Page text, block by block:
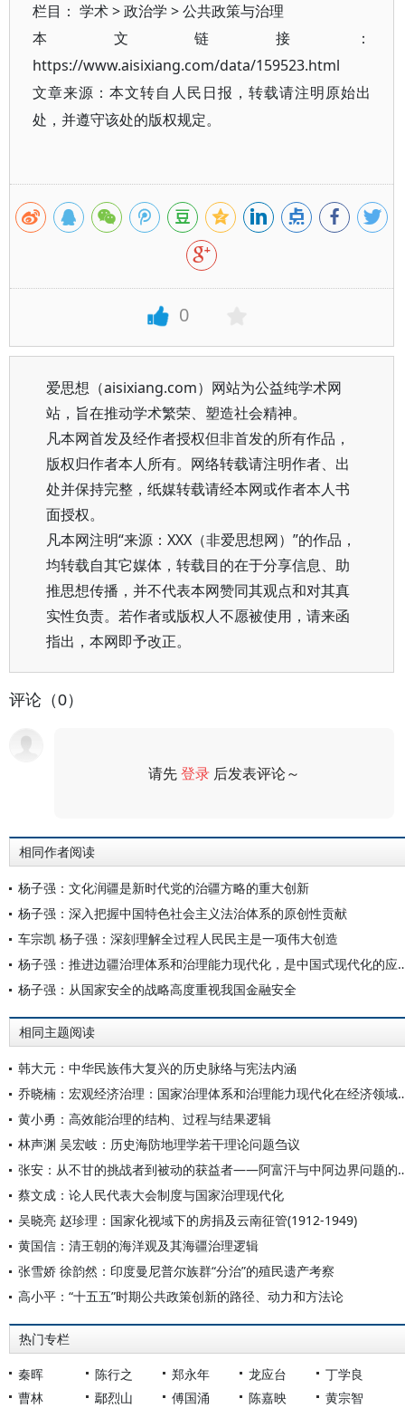
栏目： 学术>政治学 >公共政策与治理
本文链接：
https://www.aisixiang.com/data/159523.html
文章来源：本文转自人民日报，转载请注明原始出
处，并遵守该处的版权规定。
0
爱思想（aisixiang.com）网站为公益纯学术网
站，旨在推动学术繁荣、塑造社会精神。
凡本网首发及经作者授权但非首发的所有作品，
版权归作者本人所有。网络转载请注明作者、出
处并保持完整，纸媒转载请经本网或作者本人书
面授权。
凡本网注明“来源：XXX（非爱思想网）”的作品，
均转载自其它媒体，转载目的在于分享信息、助
推思想传播，并不代表本网赞同其观点和对其真
实性负责。若作者或版权人不愿被使用，请来函
指出，本网即予改正。
评论（0）
请先登录 后发表评论～
相同作者阅读
杨子强：文化润疆是新时代党的治疆方略的重大创新
杨子强：深入把握中国特色社会主义法治体系的原创性贡献
车宗凯 杨子强：深刻理解全过程人民民主是一项伟大创造
杨子强：推进边疆治理体系和
杨子强：从国家安全的战略高度重视我国金融安全
相同主题阅读
韩大元：中华民族伟大复兴的历史脉络与宪法内涵
乔晓楠：宏观经济治理：国家治
黄小勇：高效能治理的结构、过程与结果逻辑
林声渊 吴宏岐：历史海防地理学若干理论问题刍议
张安：从不甘的挑战者到被
蔡文成：论人民代表大会制度与国家治理现代化
吴晓亮 赵珍理：国家化视域下的房捐及云南征管(1912-1949)
黄国信：清王朝的海洋观及其海疆治理逻辑
张雪娇 徐韵然：印度曼尼普尔族群“分治”的殖民遗产考察
高小平：“十五五”时期公共政策创新的路径、动力和方法论
热门专栏
秦晖 陈行之 郑永年 龙应台
丁学良
曹林
鄢烈山 傅国涌 陈嘉映 黄宗智